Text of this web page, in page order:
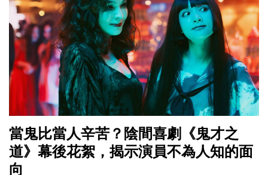
當鬼比當人辛苦？陰間喜劇《鬼才之
道》幕後花絮，揭示演員不為人知的面
向